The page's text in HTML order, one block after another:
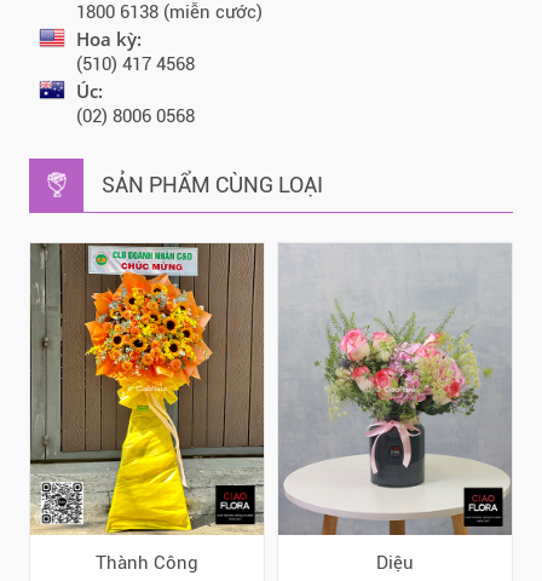
1800 6138 (miễn cước)
Hoa kỳ:
(510) 417 4568
Úc:
(02) 8006 0568
SẢN PHẨM CÙNG LOẠI
Thành Công
Diệu